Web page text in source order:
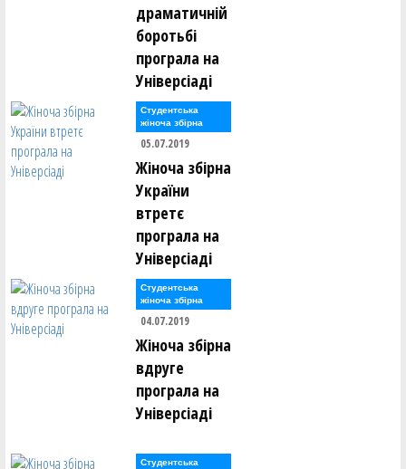
драматичній
боротьбі
програла на
Універсіаді
Студентська
жіноча збірна
05.07.2019
Жіноча збірна
України
втретє
програла на
Універсіаді
Студентська
жіноча збірна
04.07.2019
Жіноча збірна
вдруге
програла на
Універсіаді
Студентська